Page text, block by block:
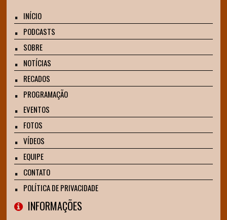
INÍCIO
PODCASTS
SOBRE
NOTÍCIAS
RECADOS
PROGRAMAÇÃO
EVENTOS
FOTOS
VÍDEOS
EQUIPE
CONTATO
POLÍTICA DE PRIVACIDADE
INFORMAÇÕES